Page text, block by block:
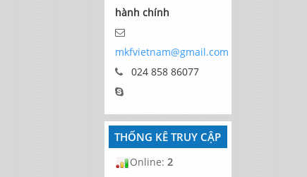
hành chính
mkfvietnam@gmail.com
024 858 86077
THỐNG KÊ TRUY CẬP
Online: 2